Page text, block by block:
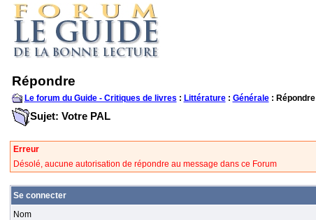
Répondre
Le forum du Guide - Critiques de livres : Littérature: Générale: Répondre
Sujet: Votre PAL
Erreur
Désolé, aucune autorisation de répondre au message dans ce Forum
Se connecter
Nom